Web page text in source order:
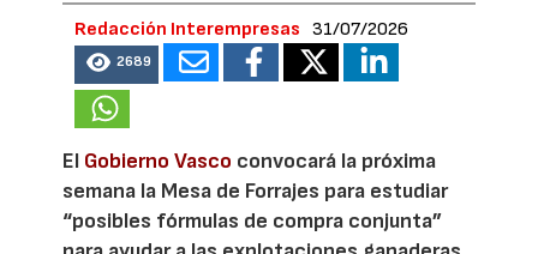
Redacción Interempresas 31/07/2026
2689
El Gobierno Vasco convocará la próxima
semana la Mesa de Forrajes para estudiar
“posibles fórmulas de compra conjunta”